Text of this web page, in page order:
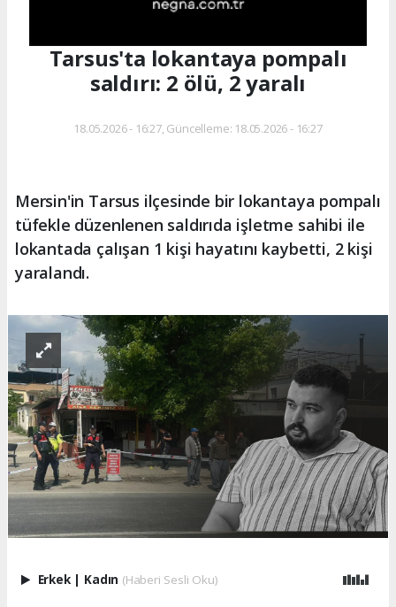
Tarsus'ta lokantaya pompalı
saldırı: 2 ölü, 2 yaralı
18.05.2026 - 16:27, Güncelleme: 18.05.2026 - 16:27
Mersin'in Tarsus ilçesinde bir lokantaya pompalı
tüfekle düzenlenen saldırıda işletme sahibi ile
lokantada çalışan 1 kişi hayatını kaybetti, 2 kişi
yaralandı.
Erkek Kadın (Haberi Sesli Oku)